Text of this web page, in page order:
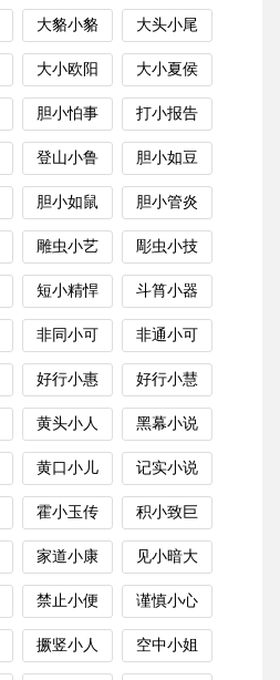
大貉小貉 大头小尾
大小欧阳 大小夏侯
胆小怕事 打小报告
登山小鲁 胆小如豆
胆小如鼠 胆小管炎
雕虫小艺 彫虫小技
短小精悍 斗筲小器
非同小可 非通小可
好行小惠 好行小慧
黄头小人 黑幕小说
黄口小儿 记实小说
霍小玉传 积小致巨
家道小康 见小暗大
禁止小便 谨慎小心
撅竖小人 空中小姐